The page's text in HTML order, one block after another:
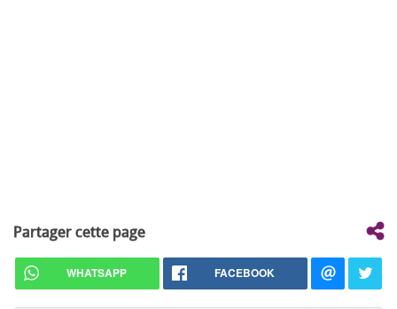
Partager cette page
WHATSAPP FACEBOOK